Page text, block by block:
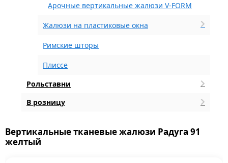
Арочные вертикальные жалюзи V-FORM
Жалюзи на пластиковые окна
Римские шторы
Плиссе
Рольставни
В розницу
Вертикальные тканевые жалюзи Радуга 91
желтый